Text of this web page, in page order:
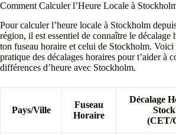
Comment Calculer l’Heure Locale à
Pour calculer l’heure locale à Stockholm
région, il est essentiel de connaître le décalage
ton fuseau horaire et celui de Stockholm. Voici
pratique des décalages horaires pour t’aider à
différences d’heure avec Stockholm.
Pays/Ville
Fuseau
Horaire
Décalage
(CET/